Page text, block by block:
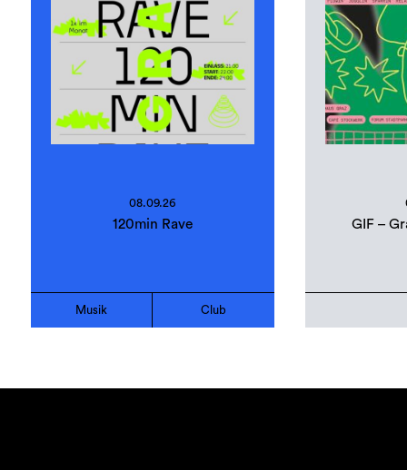
08.09.26
120min Rave
Musik Club
GIF –